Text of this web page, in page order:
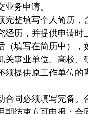
务申请。
完整填写个人简历，
经历，并提供申请时
（填写在简历中），
关事业单位、高校、
须提供原工作单位的
合同必须填写完备。